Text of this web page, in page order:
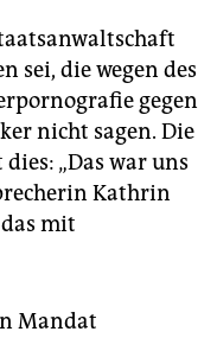
sei, die wegen des
gegen
nicht sagen. Die
„Das war uns
Kathrin
mit
Mandat